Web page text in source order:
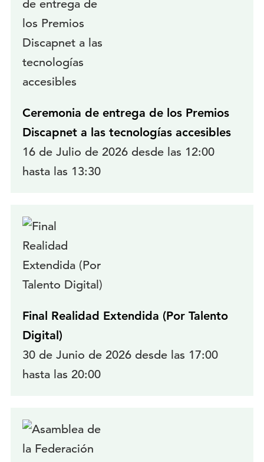
Grupo
Social
ONCE
Ceremonia de entrega de los Premios
Discapnet a las tecnologías accesibles
16 de Julio de 2026 desde las 12:00
hasta las 13:30
Final Realidad Extendida (Por Talento
Digital)
30 de Junio de 2026 desde las 17:00
hasta las 20:00